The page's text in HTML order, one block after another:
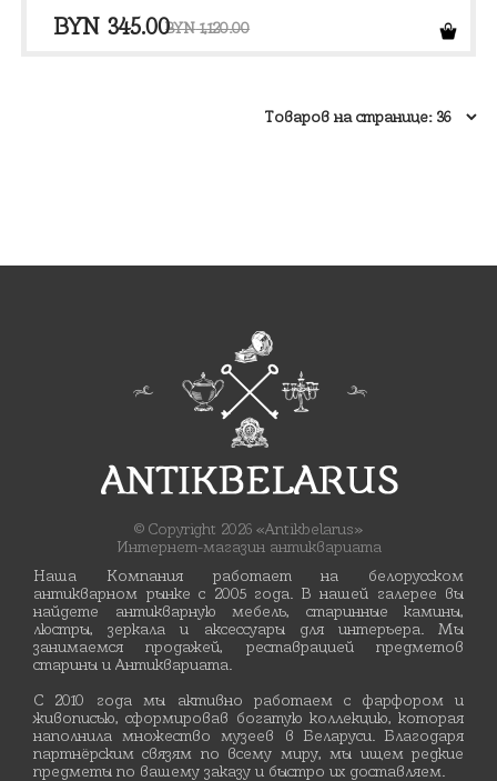
BYN1,120.00
Первоначальная
BYN 345.00Текущая
© Copyright 2026 «Antikbelarus»
Интернет-магазин антиквариата
Наша Компания работает на белорусском
антикварном рынке с 2005 года. В нашей галерее вы
найдете антикварную мебель, старинные камины,
люстры, зеркала и аксессуары для интерьера. Мы
занимаемся продажей, реставрацией предметов
старины и Антиквариата.
С 2010 года мы активно работаем с фарфором и
живописью, сформировав богатую коллекцию, которая
наполнила множество музеев в Беларуси. Благодаря
партнёрским связям по всему миру, мы ищем редкие
предметы по вашему заказу и быстро их доставляем.